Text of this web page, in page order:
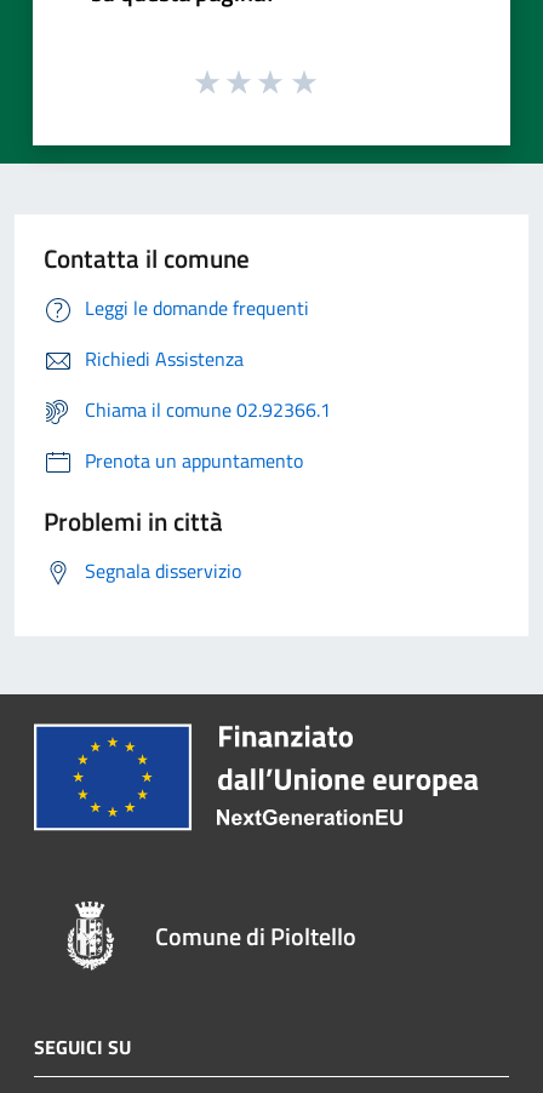
Contatta il comune
Leggi le domande frequenti
Richiedi Assistenza
Chiama il comune 02.92366.1
Prenota un appuntamento
Problemi in città
Segnala disservizio
Comune di Pioltello
SEGUICI SU